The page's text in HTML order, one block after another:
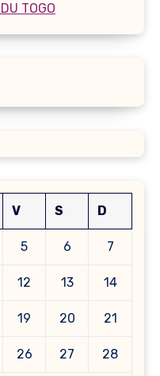
TOGO
V S D
5 6 7
12 13 14
19 20 21
26 27 28